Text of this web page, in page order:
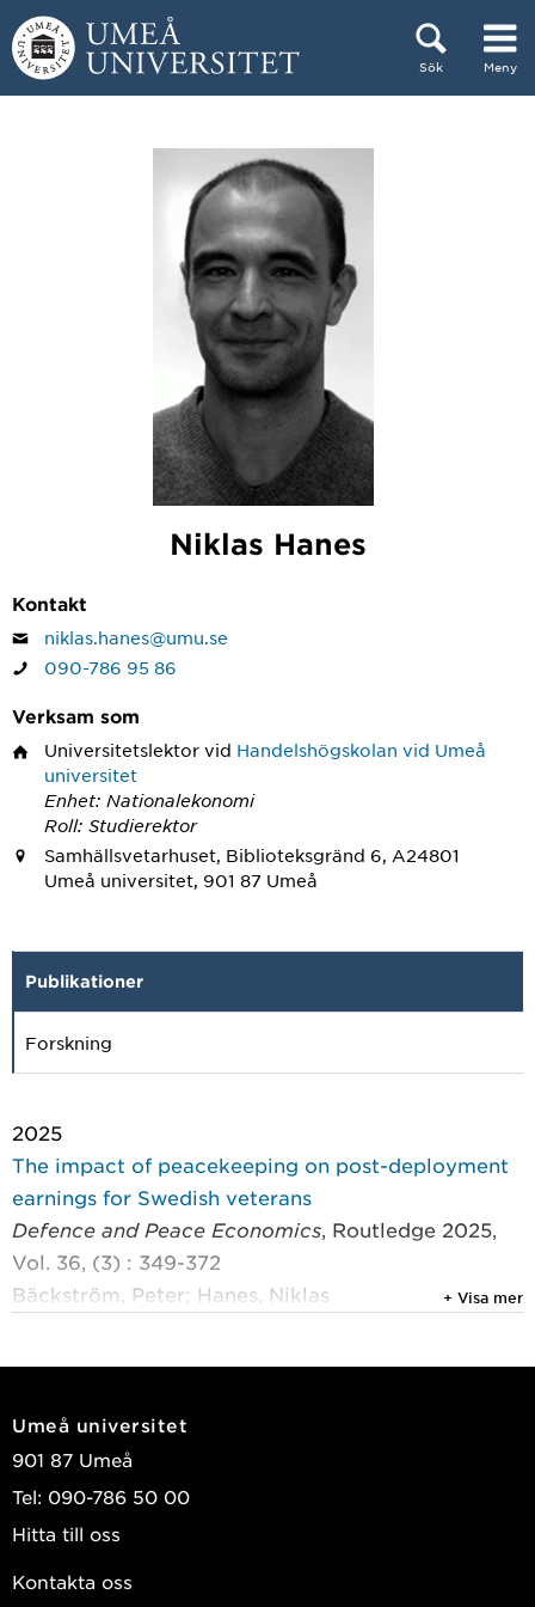
Hoppa direkt till innehållet
Sök Meny
Niklas Hanes
Kontakt
niklas.hanes@umu.se
090-786 95 86
Verksam som
Universitetslektor vid Handelshögskolan vid Umeå
universitet
Enhet: Nationalekonomi
Roll: Studierektor
Samhällsvetarhuset, Biblioteksgränd 6, A24801
Umeå universitet, 901 87 Umeå
Publikationer
Forskning
2025
The impact of peacekeeping on post-deployment
earnings for Swedish veterans
Defence and Peace Economics, Routledge 2025,
Vol. 36, (3) : 349-372
Bäckström, Peter; Hanes, Niklas
Bäckström, Peter; Hanes, Niklas
2015
att äga aktier
+ Visa mer
Umeå universitet
901 87 Umeå
Tel: 090-786 50 00
Hitta till oss
Kontakta oss